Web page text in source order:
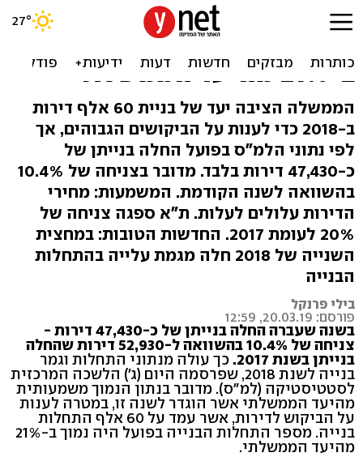
פספסו בגדול: מספר התחלות
הבנייה ב-2018 היה נמוך
ב-21% מהיעד הממשלתי
הממשלה הציבה יעד של בניית 60 אלף דירות
ב-2018 כדי לענות על הביקושים הגבוהים, אך
לפי נתוני הלמ"ס בפועל החלה בנייתן של
כ-47,430 דירות בלבד. מדובר בצניחה של 10.4%
בהשוואה לשנה הקודמת. המשמעות: מחירי
הדירות עלולים לעלות. ת"א ספגה צניחה של
20% לעומת 2017. החדשות הטובות: במחצית
השנייה של 2018 חלה מגמת עלייה בהתחלות
הבנייה
בילי פרנקל
פורסם: 20.03.19, 12:59
בשנה שעברה החלה בנייתן של כ-47,430 דירות -
צניחה של 10.4% בהשוואה ל-52,930 דירות שהחלה
בנייתן בשנת 2017. כך עולה מנתוני התחלות וגמר
בנייה לשנת 2018, שפרסמה היום (ג') הלשכה המרכזית
לסטטיסטיקה (למ"ס). מדובר בנתון הנמוך משמעותית
מהיעד הממשלתי אשר הוגדר לשנה זו, במטרה לענות
על הביקוש לדירות, אשר עמד על 60 אלף התחלות
בנייה. מספר התחלות הבנייה בפועל היה נמוך ב-21%
מהיעד הממשלתי.